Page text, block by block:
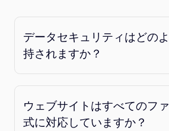
データセキュリティはどの
持されますか？
ウェブサイトはすべてのフ
式に対応していますか？